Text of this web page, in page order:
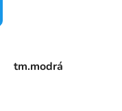
tm.modrá